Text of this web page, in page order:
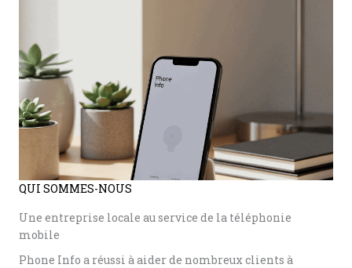
QUI SOMMES-NOUS
Une entreprise locale au service de la téléphonie
mobile
Phone Info a réussi à aider de nombreux clients à